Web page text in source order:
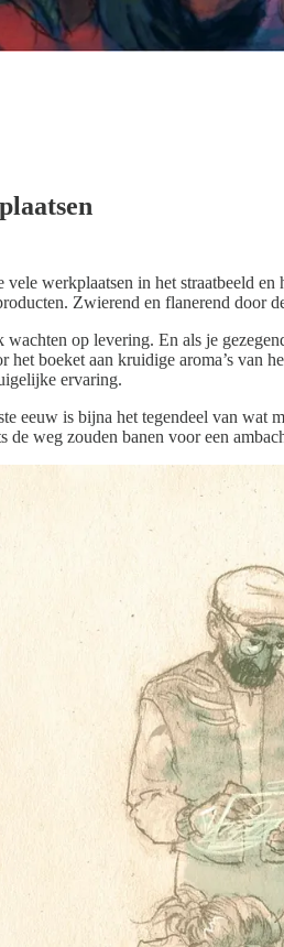
werkplaatsen in het straatbeeld
Zwierend en flanerend door
wachten op levering. En als je
boeket aan kruidige aroma’s van
ervaring.
eeuw is bijna het tegendeel van
de weg zouden banen voor een